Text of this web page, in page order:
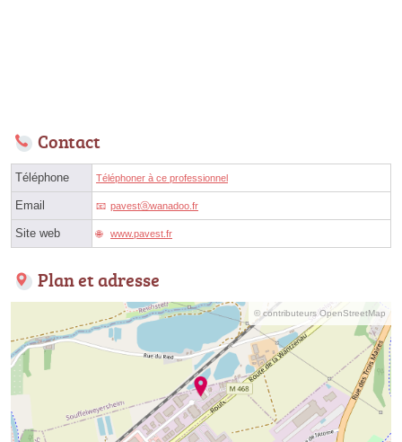
Contact
Téléphone Téléphoner à ce professionnel
Email pavestⓐwanadoo.fr
Site web www.pavest.fr
Plan et adresse
© contributeurs OpenStreetMap